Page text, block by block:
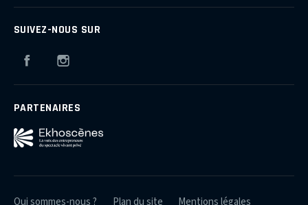
SUIVEZ-NOUS SUR
Facebook
PARTENAIRES
Qui sommes-nous ? Plan du site Mentions légales